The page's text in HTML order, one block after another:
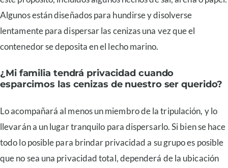
Algunos están diseñados para hundirse y disolverse
lentamente para dispersar las cenizas una vez que el
contenedor se deposita en el lecho marino.
¿Mi familia tendrá privacidad cuando
esparcimos las cenizas de nuestro ser querido?
Lo acompañará al menos un miembro de la tripulación, y lo
llevarán a un lugar tranquilo para dispersarlo. Si bien se hace
todo lo posible para brindar privacidad a su grupo es posible
que no sea una privacidad total, dependerá de la ubicación